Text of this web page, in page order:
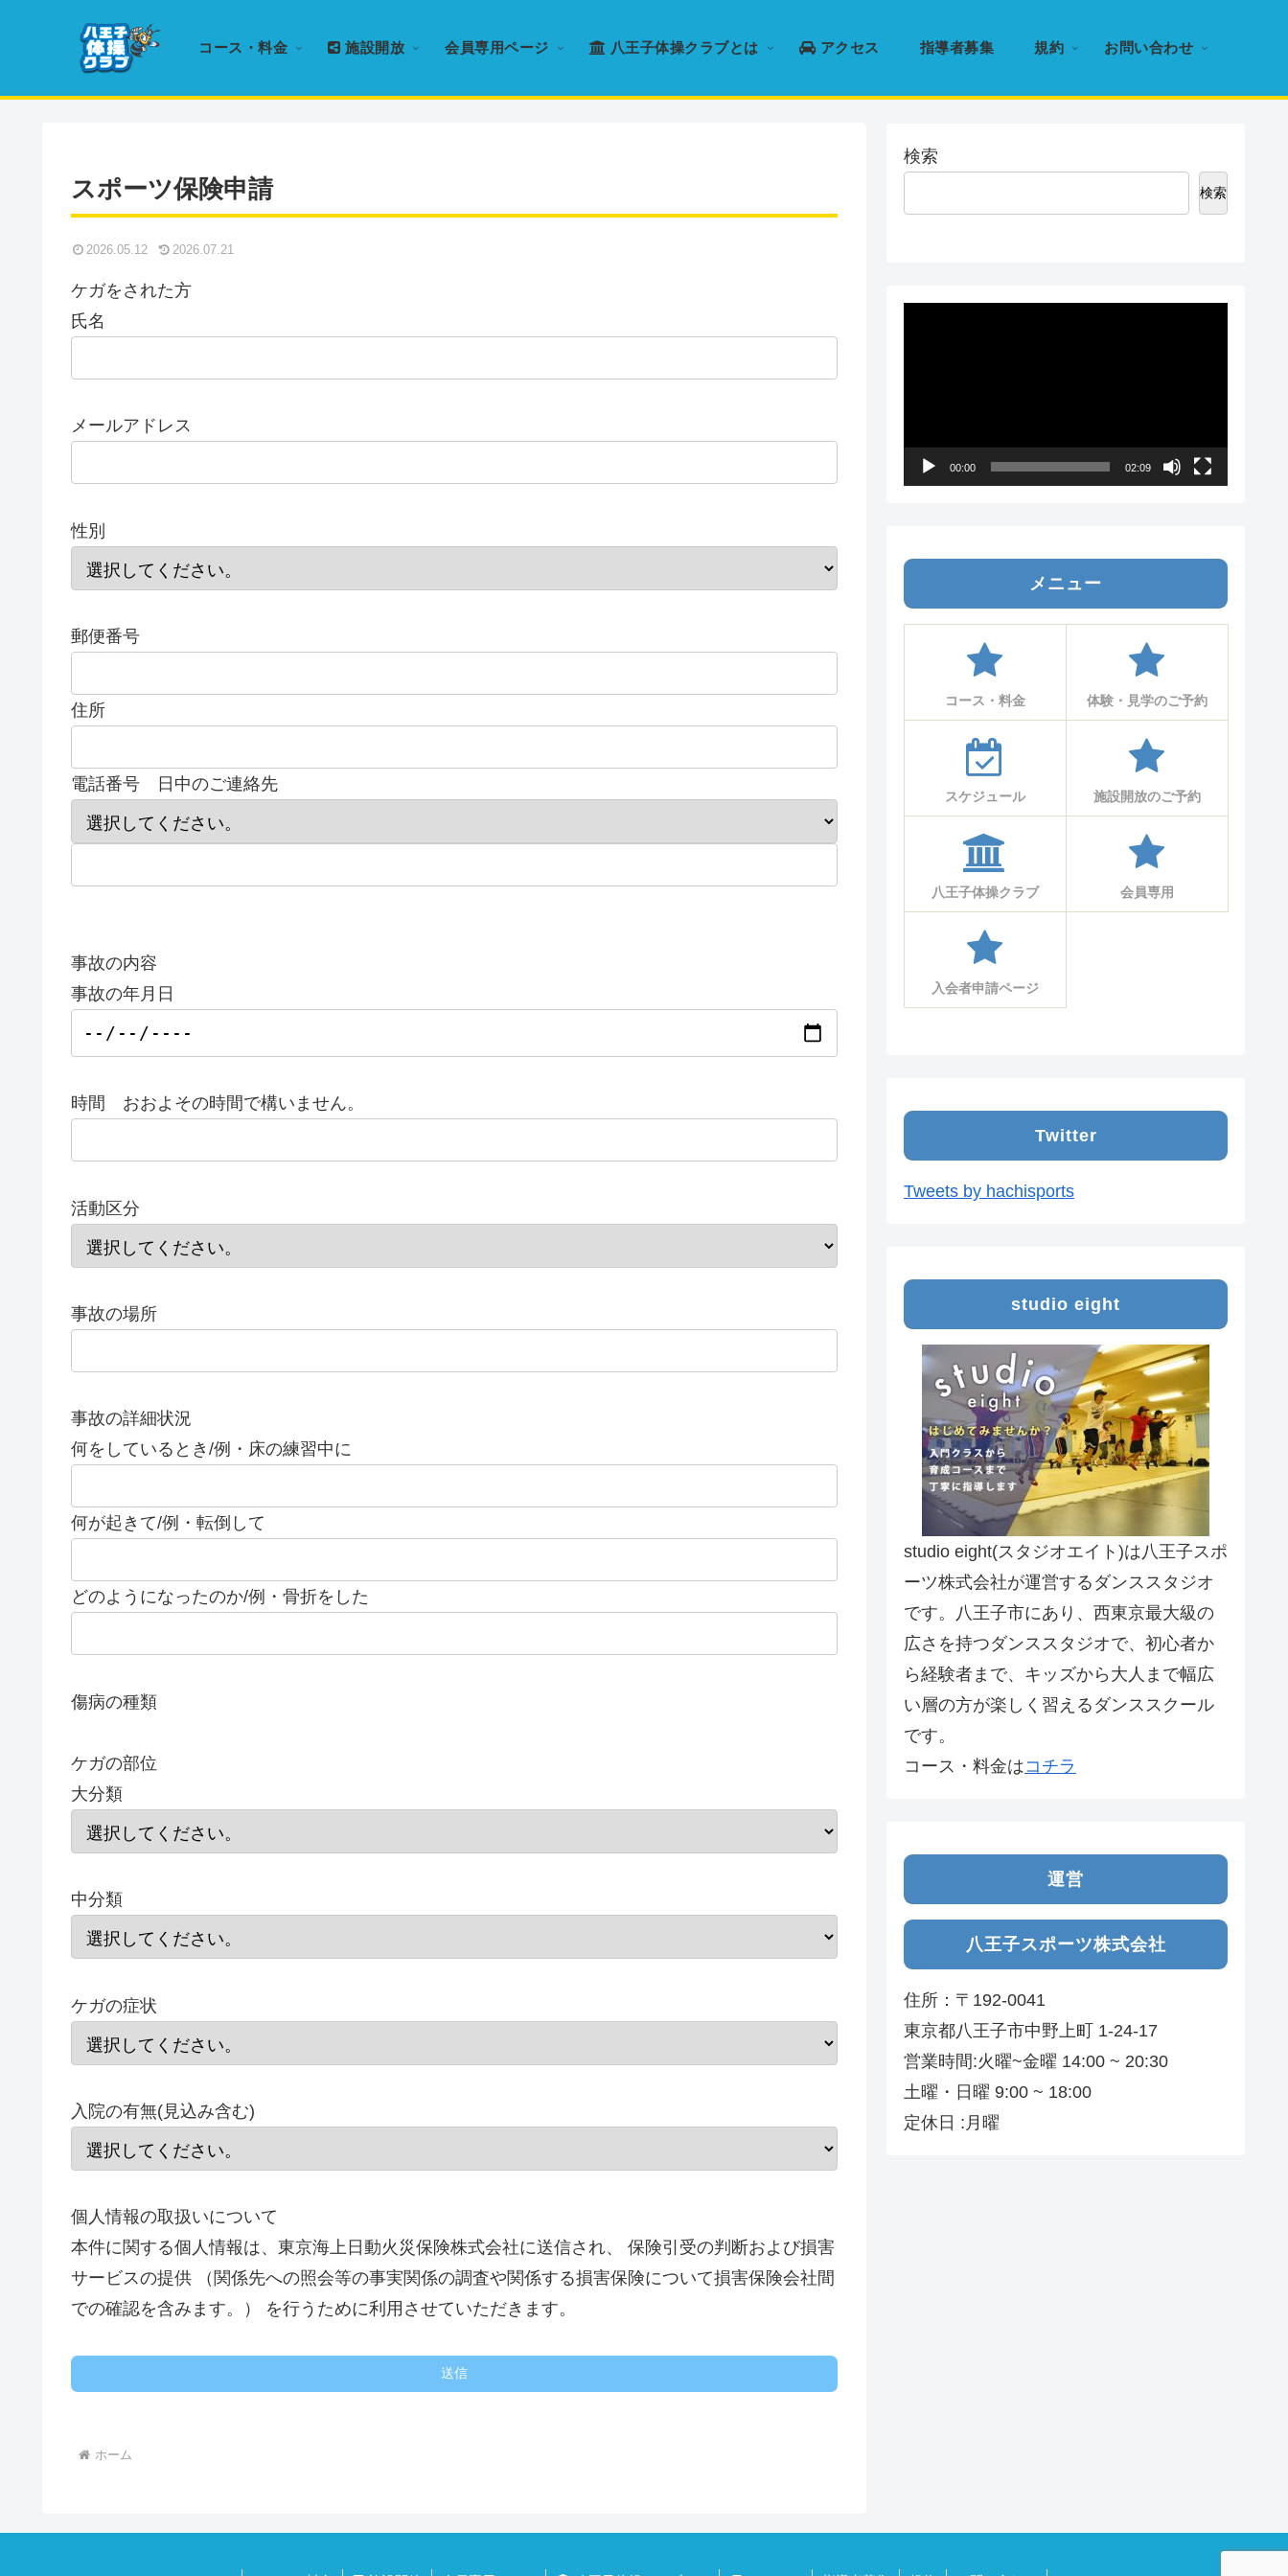
コース・料金 施設開放 会員専用ページ 八王子体操クラブとは アクセス 指導者募集 規約 お問い合わせ
スポーツ保険申請
2026.05.12 2026.07.21
ケガをされた方
氏名
メールアドレス
性別
郵便番号
住所
電話番号 日中のご連絡先
事故の内容
事故の年月日
時間 おおよその時間で構いません。
活動区分
事故の場所
事故の詳細状況
何をしているとき/例・床の練習中に
何が起きて/例・転倒して
どのようになったのか/例・骨折をした
傷病の種類
ケガの部位
大分類
中分類
ケガの症状
入院の有無(見込み含む)
個人情報の取扱いについて
本件に関する個人情報は、東京海上日動火災保険株式会社に送信され、 保険引受の判断および損害
サービスの提供 （関係先への照会等の事実関係の調査や関係する損害保険について損害保険会社間
での確認を含みます。） を行うために利用させていただきます。
ホーム
検索
検索
00:00 02:09
メニュー
コース・料金 体験・見学のご予約
スケジュール 施設開放のご予約
八王子体操クラブ 会員専用
入会者申請ページ
Twitter
Tweets by hachisports
studio eight
studio eight(スタジオエイト)は八王子スポ
ーツ株式会社が運営するダンススタジオ
です。八王子市にあり、西東京最大級の
広さを持つダンススタジオで、初心者か
ら経験者まで、キッズから大人まで幅広
い層の方が楽しく習えるダンススクール
です。
コース・料金はコチラ
運営
八王子スポーツ株式会社
住所：〒192-0041
東京都八王子市中野上町 1-24-17
営業時間:火曜~金曜 14:00 ~ 20:30
土曜・日曜 9:00 ~ 18:00
定休日 :月曜